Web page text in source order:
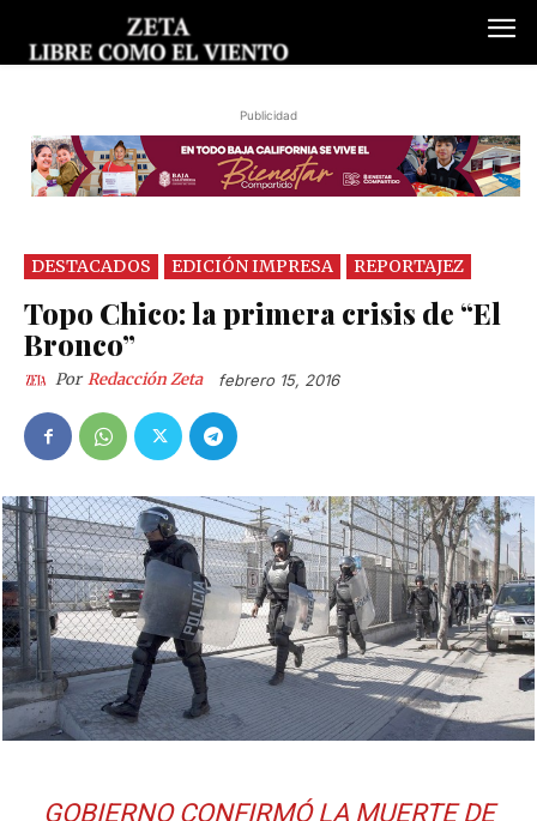
Publicidad
DESTACADOS EDICIÓN IMPRESA REPORTAJEZ
Topo Chico: la primera crisis de “El
Bronco”
Por Redacción Zeta febrero 15, 2016
GOBIERNO CONFIRMÓ LA MUERTE DE